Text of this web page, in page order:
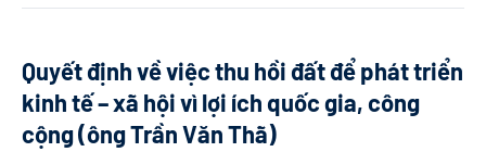
Quyết định về việc thu hồi đất để phát triển
kinh tế – xã hội vì lợi ích quốc gia, công
cộng (ông Trần Văn Thã)